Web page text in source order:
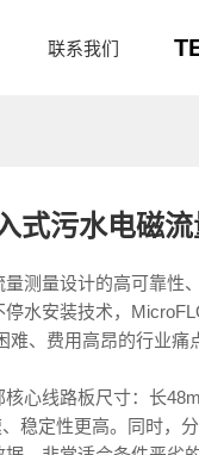
联系我们
式污水电磁
测量设计的高可靠性
水安装技术，
难、费用高昂的行业痛
心线路板尺寸：长
稳定性更高。同时，